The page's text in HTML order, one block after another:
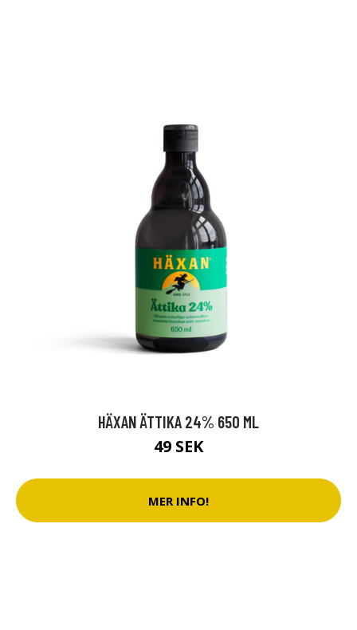
HÄXAN ÄTTIKA 24% 650 ML
49 SEK
MER INFO!